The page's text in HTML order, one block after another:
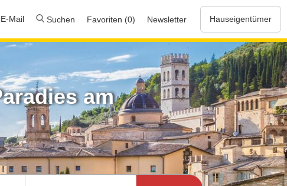
Mail Suchen Favoriten (0) Newsletter Hauseigentümer
am